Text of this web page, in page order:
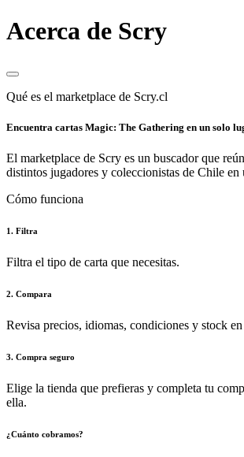
Acerca de Scry
Qué es el marketplace de Scry.cl
Encuentra cartas Magic: The Gathering en un solo
El marketplace de Scry es un buscador que
distintos jugadores y coleccionistas de Chile en
Cómo funciona
1. Filtra
Filtra el tipo de carta que necesitas.
2. Compara
Revisa precios, idiomas, condiciones y stock
3. Compra seguro
Elige la tienda que prefieras y completa tu
ella.
¿Cuánto cobramos?